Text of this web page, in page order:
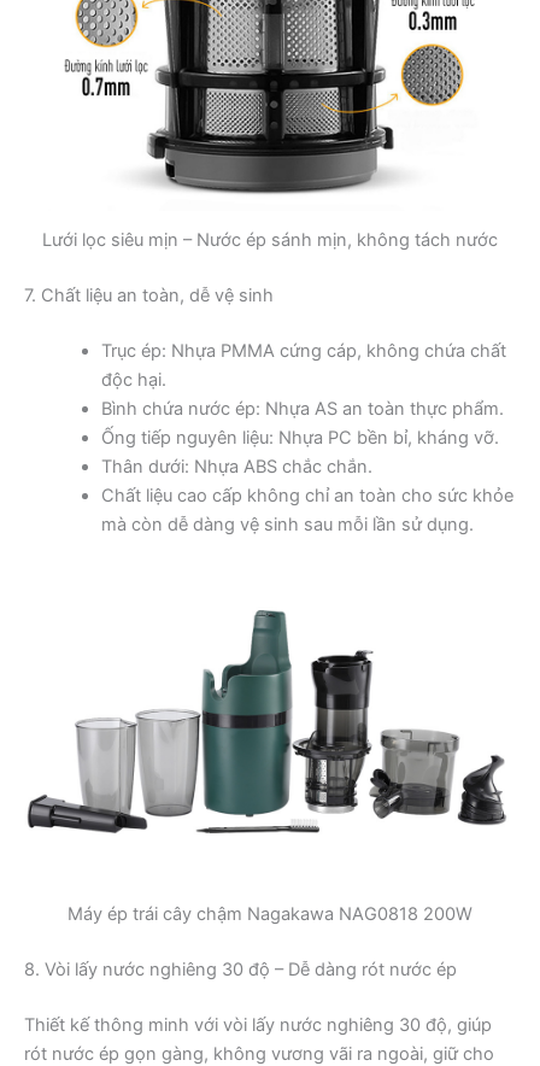
Lưới lọc siêu mịn – Nước ép sánh mịn, không tách nước
7. Chất liệu an toàn, dễ vệ sinh
Trục ép: Nhựa PMMA cứng cáp, không chứa chất
độc hại.
Bình chứa nước ép: Nhựa AS an toàn thực phẩm.
Ống tiếp nguyên liệu: Nhựa PC bền bỉ, kháng vỡ.
Thân dưới: Nhựa ABS chắc chắn.
Chất liệu cao cấp không chỉ an toàn cho sức khỏe
mà còn dễ dàng vệ sinh sau mỗi lần sử dụng.
Máy ép trái cây chậm Nagakawa NAG0818 200W
8. Vòi lấy nước nghiêng 30 độ – Dễ dàng rót nước ép
Thiết kế thông minh với vòi lấy nước nghiêng 30 độ, giúp
rót nước ép gọn gàng, không vương vãi ra ngoài, giữ cho